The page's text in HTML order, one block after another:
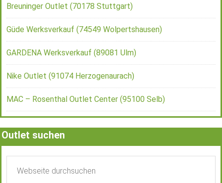
Breuninger Outlet (70178 Stuttgart)
Güde Werksverkauf (74549 Wolpertshausen)
GARDENA Werksverkauf (89081 Ulm)
Nike Outlet (91074 Herzogenaurach)
MAC – Rosenthal Outlet Center (95100 Selb)
Outlet suchen